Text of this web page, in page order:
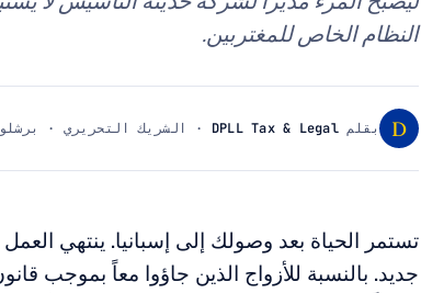
النظام الخاص للمغتربين.
D بقلمDPLL Tax & Legal · الشريك التحريري ·
تستمر الحياة بعد وصولك إلى إسبانيا. ينتهي
جديد. بالنسبة للأزواج الذين جاؤوا معاً بموجب